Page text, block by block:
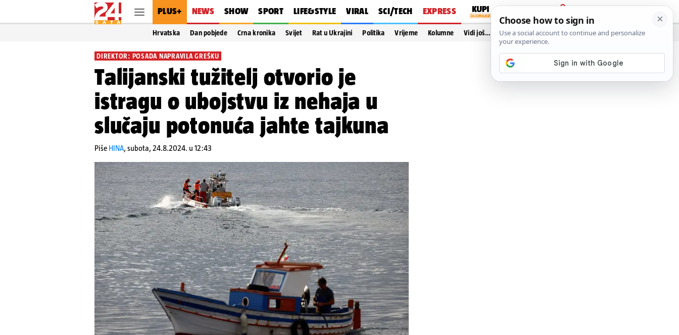
PLUS+ NEWS SHOW SPORT LIFE&STYLE VIRAL SCI/TECH EXPRESS
PRIJAVA
Hrvatska Dan pobjede Crna kronika Svijet Rat u Ukrajini Politika Vrijeme Kolumne Vidi još…
DIREKTOR: POSADA NAPRAVILA GREŠKU
Talijanski tužitelj otvorio je
istragu o ubojstvu iz nehaja u
slučaju potonuća jahte tajkuna
Piše HINA,subota, 24.8.2024. u 12:43